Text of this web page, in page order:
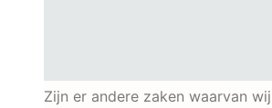
Zijn er andere zaken waarvan